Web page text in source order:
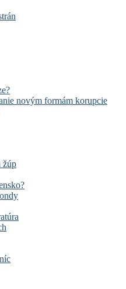
novým formám korupcie
žúp